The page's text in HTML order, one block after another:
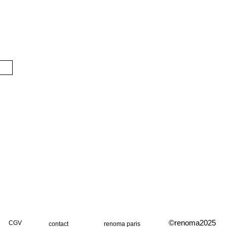
CGV contact renoma paris ©renoma2025